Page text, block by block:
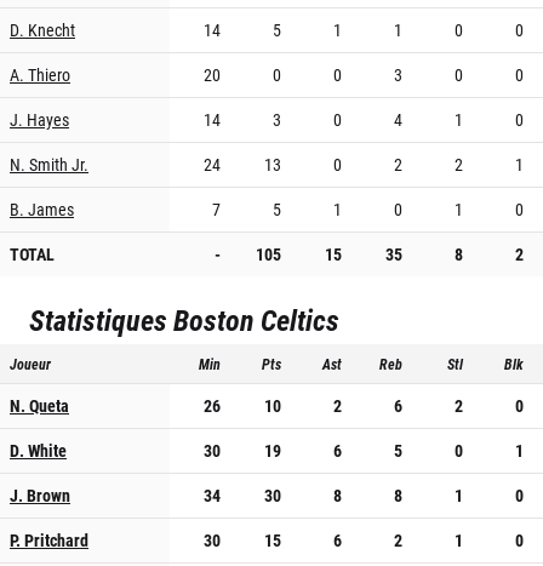
D. Knecht
14 5 1 1 0
0
A. Thiero
20 0 0 3 0
0
J. Hayes
14 3 0 4 1
0
N. Smith Jr.
24 13 0 2 2
1
B. James
7 5 1 0 1
0
TOTAL
- 105 15 35 8 2
StatistiquesBoston Celtics
Joueur Min Pts Ast Reb Stl Blk
N. Queta 26 10 2 6 2
0
D. White
30 19 6 5 0
1
J. Brown
34 30 8 8 1
0
P. Pritchard
30 15 6 2 1
0